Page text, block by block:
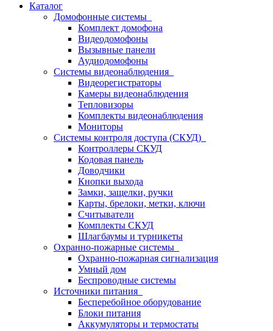
Каталог
Домофонные системы
Комплект домофона
Видеодомофоны
Вызывные панели
Аудиодомофоны
Системы видеонаблюдения
Видеорегистраторы
Камеры видеонаблюдения
Тепловизоры
Комплекты видеонаблюдения
Мониторы
Системы контроля доступа (СКУД)
Контроллеры СКУД
Кодовая панель
Доводчики
Кнопки выхода
Замки, защелки, ручки
Карты, брелоки, метки, ключи
Считыватели
Комплекты СКУД
Шлагбаумы и турникеты
Охранно-пожарные системы
Охранно-пожарная сигнализация
Умный дом
Беспроводные системы
Источники питания
Бесперебойное оборудование
Блоки питания
Аккумуляторы и термостаты